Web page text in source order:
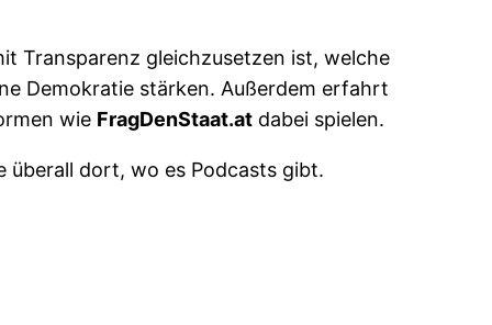
Transparenz gleichzusetzen ist, welche
Demokratie stärken. Außerdem erfahrt
wie FragDenStaat.at dabei spielen.
überall dort, wo es Podcasts gibt.